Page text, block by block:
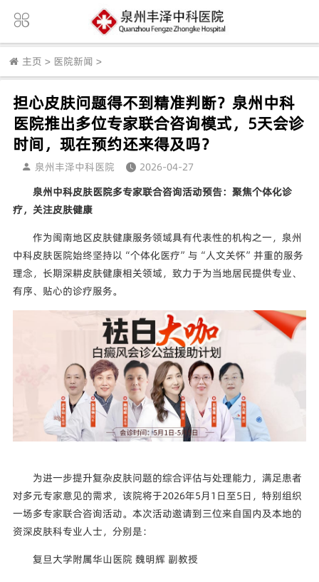
主页 > 医院新闻 >
担心皮肤问题得不到精准判断？泉州中科
医院推出多位专家联合咨询模式，5天会诊
时间，现在预约还来得及吗？
泉州丰泽中科医院
2026-04-27
泉州中科皮肤医院多专家联合咨询活动预告：聚焦个体化诊
疗，关注皮肤健康
作为闽南地区皮肤健康服务领域具有代表性的机构之一，泉州
中科皮肤医院始终坚持以“个体化医疗”与“人文关怀”并重的服务
理念，长期深耕皮肤健康相关领域，致力于为当地居民提供专业、
有序、贴心的诊疗服务。
为进一步提升复杂皮肤问题的综合评估与处理能力，满足患者
对多元专家意见的需求，该院将于2026年5月1日至5日，特别组织
一场多专家联合咨询活动。本次活动邀请到三位来自国内及本地的
资深皮肤科专业人士，分别是：
复旦大学附属华山医院 魏明辉 副教授